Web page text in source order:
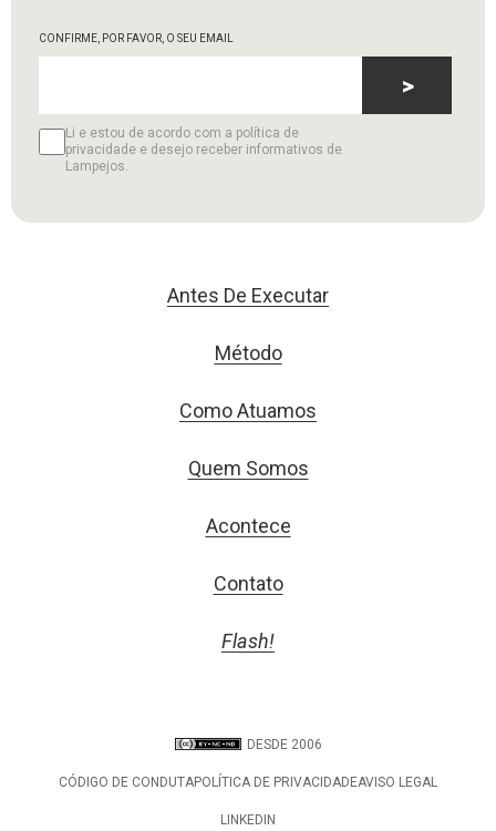
CONFIRME, POR FAVOR, O SEU EMAIL
Li e estou de acordo com a política de
privacidade e desejo receber informativos de
Lampejos.
>
Antes De Executar
Método
Como Atuamos
Quem Somos
Acontece
Contato
Flash!
DESDE 2006
CÓDIGO DE CONDUTAPOLÍTICA DE PRIVACIDADEAVISO LEGAL
LINKEDIN